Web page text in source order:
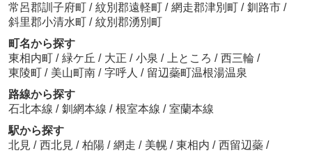
常呂郡訓子府町 / 紋別郡遠軽町 / 網走郡津別町 / 釧路市 /
斜里郡小清水町 / 紋別郡湧別町
町名から探す
東相内町 / 緑ケ丘 / 大正 / 小泉 / 上ところ / 西三輪 /
東陵町 / 美山町南 / 字呼人 / 留辺蘂町温根湯温泉
路線から探す
石北本線 / 釧網本線 / 根室本線 / 室蘭本線
駅から探す
北見 / 西北見 / 柏陽 / 網走 / 美幌 / 東相内 / 西留辺蘂 /